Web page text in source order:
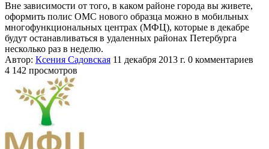
Вне зависимости от того, в каком районе города вы живете,
оформить полис ОМС нового образца можно в мобильных
многофункциональных центрах (МФЦ), которые в декабре
будут останавливаться в удаленных районах Петербурга
несколько раз в неделю.
Автор: Ксения Садовская 11 декабря 2013 г. 0 комментариев
4 142 просмотров